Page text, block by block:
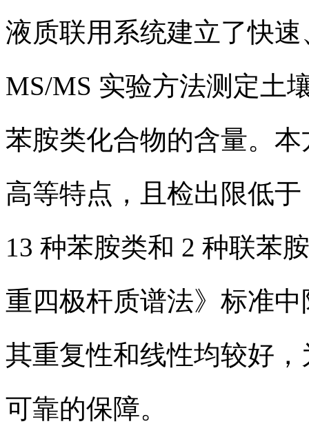
液质联用系统建立了快
MS/MS 实验方法测定土
苯胺类化合物的含量。
高等特点，且检出限低于
13 种苯胺类和 2 种联苯
重四极杆质谱法》标准
其重复性和线性均较好
可靠的保障。